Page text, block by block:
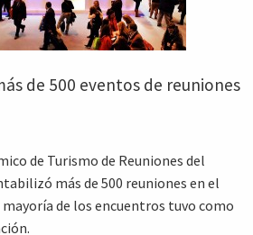
de 500 eventos de reuniones
de Turismo de Reuniones del
más de 500 reuniones en el
mayoría de los encuentros tuvo como